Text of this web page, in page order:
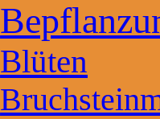
Blüten